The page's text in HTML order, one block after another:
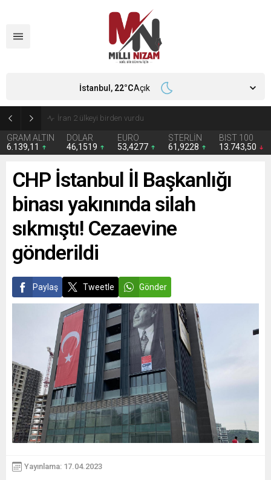
İran 2 ülkeyi birden vurdu
GRAM ALTIN
6.139,11
DOLAR
46,1519
EURO
53,4277
STERLİN
61,9228
BIST 100
13.743,50
İstanbul, 22°CAçık
CHP İstanbul İl Başkanlığı
binası yakınında silah
sıkmıştı! Cezaevine
gönderildi
Paylaş Tweetle Gönder
Yayınlama: 17.04.2023